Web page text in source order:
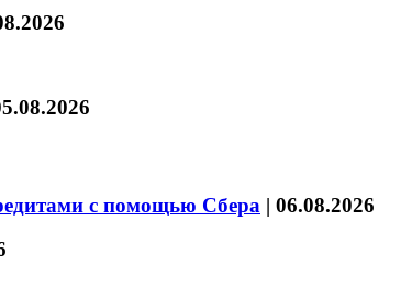
с помощью Сбера | 06.08.2026